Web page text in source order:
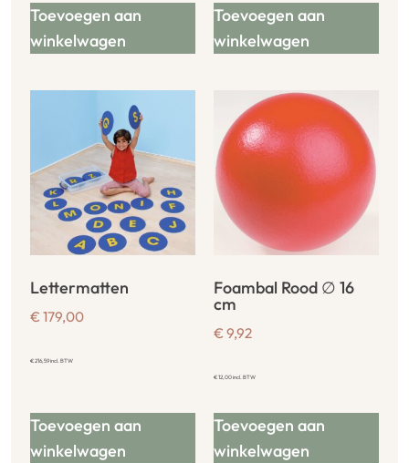
Toevoegen aan
winkelwagen
Toevoegen aan
winkelwagen
Lettermatten
€ 179,00
€216,59incl. BTW
Toevoegen aan
winkelwagen
Foambal Rood ∅ 16
cm
€ 9,92
€12,00incl. BTW
Toevoegen aan
winkelwagen